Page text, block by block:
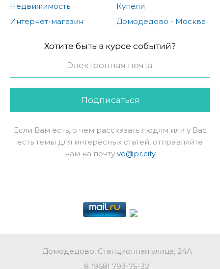
Недвижимость
Интернет-магазин
Купели
Домодедово - Москва
Хотите быть в курсе событий?
Подписаться
Если Вам есть, о чем рассказать людям или у Вас
есть темы для интересных статей, отправляйте
нам на почту ve@pr.city
Домодедово, Станционная улица, 24А
8 (968) 793-75-32